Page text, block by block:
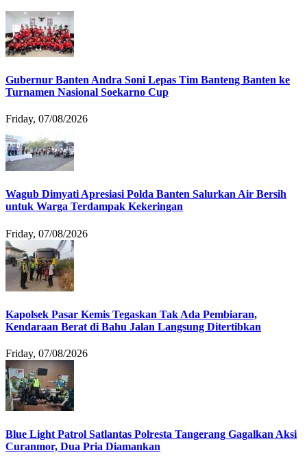
Gubernur Banten Andra Soni Lepas Tim Banteng Banten ke
Turnamen Nasional Soekarno Cup
Friday, 07/08/2026
Wagub Dimyati Apresiasi Polda Banten Salurkan Air Bersih
untuk Warga Terdampak Kekeringan
Friday, 07/08/2026
Kapolsek Pasar Kemis Tegaskan Tak Ada Pembiaran,
Kendaraan Berat di Bahu Jalan Langsung Ditertibkan
Friday, 07/08/2026
Blue Light Patrol Satlantas Polresta Tangerang Gagalkan Aksi
Curanmor, Dua Pria Diamankan